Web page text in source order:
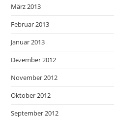
März 2013
Februar 2013
Januar 2013
Dezember 2012
November 2012
Oktober 2012
September 2012